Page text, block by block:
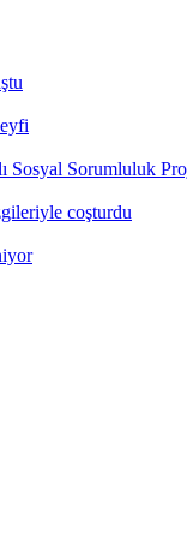
Sosyal Sorumluluk
coşturdu